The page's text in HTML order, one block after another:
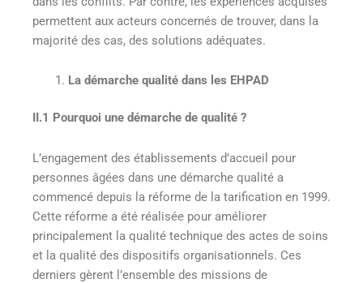
permettent aux acteurs concernés de trouver, dans la
majorité des cas, des solutions adéquates.
La démarche qualité dans les EHPAD
II.1 Pourquoi une démarche de qualité ?
L’engagement des établissements d’accueil pour
personnes âgées dans une démarche qualité a
commencé depuis la réforme de la tarification en 1999.
Cette réforme a été réalisée pour améliorer
principalement la qualité technique des actes de soins
et la qualité des dispositifs organisationnels. Ces
derniers gèrent l’ensemble des missions de